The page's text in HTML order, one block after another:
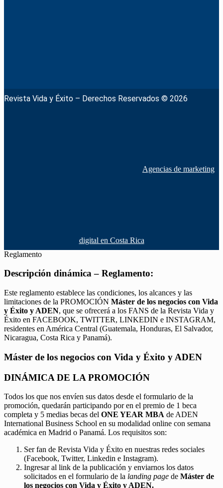
Revista Vida y Éxito – Derechos Reservados © 2026
Agencias de marketing
digital en Costa Rica
Reglamento
Descripción dinámica – Reglamento:
Este reglamento establece las condiciones, los alcances y las
limitaciones de la PROMOCIÓN Máster de los negocios con Vida
y Éxito y ADEN, que se ofrecerá a los FANS de la Revista Vida y
Éxito en FACEBOOK, TWITTER, LINKEDIN e INSTAGRAM,
residentes en América Central (Guatemala, Honduras, El Salvador,
Nicaragua, Costa Rica y Panamá).
Máster de los negocios con Vida y Éxito y ADEN
DINÁMICA DE LA PROMOCIÓN
Todos los que nos envíen sus datos desde el formulario de la
promoción, quedarán participando por en el premio de 1 beca
completa y 5 medias becas del ONE YEAR MBA de ADEN
International Business School en su modalidad online con semana
académica en Madrid o Panamá. Los requisitos son:
Ser fan de Revista Vida y Éxito en nuestras redes sociales
(Facebook, Twitter, Linkedin e Instagram).
Ingresar al link de la publicación y enviarnos los datos
solicitados en el formulario de la landing page de Máster de
los negocios con Vida y Éxito y ADEN.